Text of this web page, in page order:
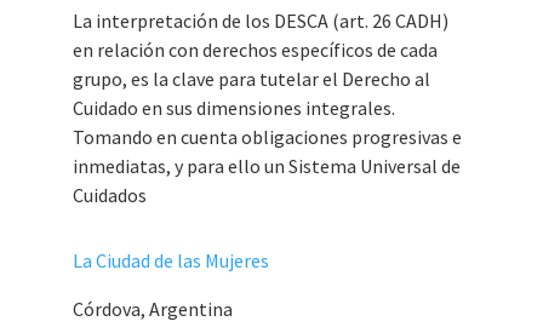
La interpretación de los DESCA(art. 26 CADH)
en relación con derechos específicos de cada
grupo, es la clave para tutelar el Derecho al
Cuidado en sus dimensiones integrales.
Tomando en cuenta obligaciones progresivas e
inmediatas, y para ello un Sistema Universal de
Cuidados
La Ciudad de las Mujeres
Córdova, Argentina